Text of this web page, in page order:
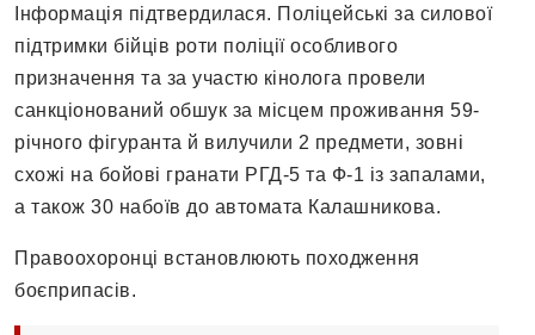
Інформація підтвердилася. Поліцейські за силової
підтримки бійців роти поліції особливого
призначення та за участю кінолога провели
санкціонований обшук за місцем проживання 59-
річного фігуранта й вилучили 2 предмети, зовні
схожі на бойові гранати РГД-5 та Ф-1 із запалами,
а також 30 набоїв до автомата Калашникова.
Правоохоронці встановлюють походження
боєприпасів.